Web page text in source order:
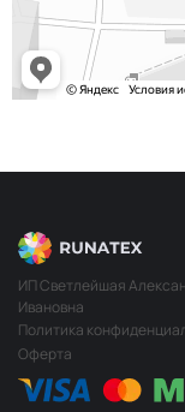
S248
Св.Бирюза
203/3
ИП Светлейшая
Ивановна
Политика
Оферта